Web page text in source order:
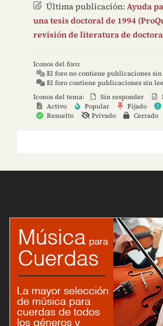
Última publicación: Ayuda
una tesis doctoral de 1994
revisión de literatura de
Iconos del foro:
El foro no contiene publicaciones
El foro contiene publicaciones sin
Iconos del tema:
Sin responder
Activo
Popular Fijado
Resuelto
Privado Cerrado